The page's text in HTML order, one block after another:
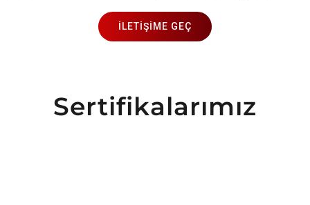
İLETİŞİME GEÇ
Sertifikalarımız